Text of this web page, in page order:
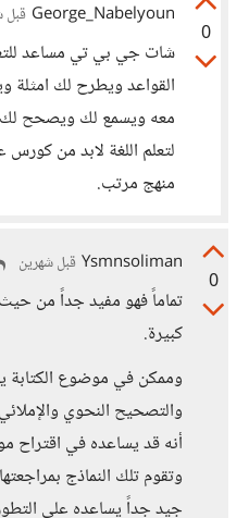
0
George_Nabelyoun قبل
شات جي بي تي مساعد
القواعد ويطرح لك امثلة
معه ويسمع لك ويصحح لك
لتعلم اللغة لابد من
منهج مرتب.
0
Ysmnsoliman قبل شهرين
تماماً فهو مفيد جداً من
كبيرة.
وممكن في موضوع
والتصحيح النحوي
أنه قد يساعده في اقتراح
وتقوم تلك النماذج
جيد جداً يساعده على